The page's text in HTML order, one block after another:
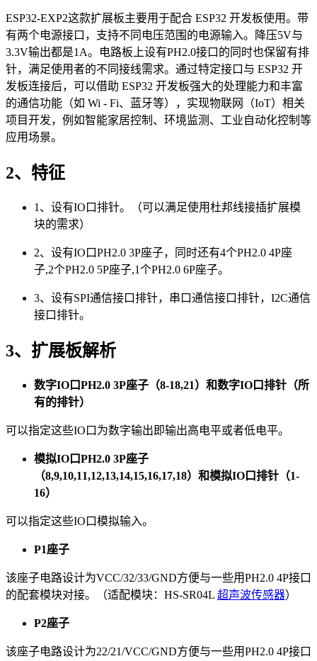
ESP32-EXP2这款扩展板主要用于配合 ESP32 开发板使用。带
有两个电源接口，支持不同电压范围的电源输入。降压5V与
3.3V输出都是1A。电路板上设有PH2.0接口的同时也保留有排
针，满足使用者的不同接线需求。通过特定接口与 ESP32 开
发板连接后，可以借助 ESP32 开发板强大的处理能力和丰富
的通信功能（如 Wi - Fi、蓝牙等），实现物联网（IoT）相关
项目开发，例如智能家居控制、环境监测、工业自动化控制等
应用场景。
2、特征
1、设有IO口排针。（可以满足使用杜邦线接插扩展模
块的需求）
2、设有IO口PH2.0 3P座子，同时还有4个PH2.0 4P座
子,2个PH2.0 5P座子,1个PH2.0 6P座子。
3、设有SPI通信接口排针，串口通信接口排针，I2C通信
接口排针。
3、扩展板解析
数字IO口PH2.0 3P座子（8-18,21）和数字IO口排针（所
有的排针）
可以指定这些IO口为数字输出即输出高电平或者低电平。
模拟IO口PH2.0 3P座子
（8,9,10,11,12,13,14,15,16,17,18）和模拟IO口排针（1-
16）
可以指定这些IO口模拟输入。
P1座子
该座子电路设计为VCC/32/33/GND方便与一些用PH2.0 4P接口
的配套模块对接。（适配模块：HS-SR04L 超声波传感器）
P2座子
该座子电路设计为22/21/VCC/GND方便与一些用PH2.0 4P接口